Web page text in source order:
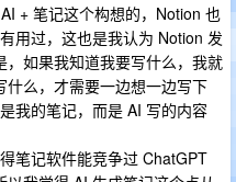
+ 笔记这个构想的，Notion 也
用过，这也是我认为 Notion 发
如果我知道我要写什么，我就
么，才需要一边想一边写下
我的笔记，而是 AI 写的内容
笔记软件能竞争过 ChatGPT